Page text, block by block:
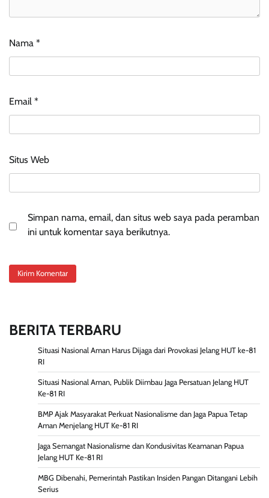
Nama *
Email *
Situs Web
Simpan nama, email, dan situs web saya pada peramban
ini untuk komentar saya berikutnya.
BERITA TERBARU
Situasi Nasional Aman Harus Dijaga dari Provokasi Jelang HUT ke-81
RI
Situasi Nasional Aman, Publik Diimbau Jaga Persatuan Jelang HUT
Ke-81 RI
BMP Ajak Masyarakat Perkuat Nasionalisme dan Jaga Papua Tetap
Aman Menjelang HUT Ke-81 RI
Jaga Semangat Nasionalisme dan Kondusivitas Keamanan Papua
Jelang HUT Ke-81 RI
MBG Dibenahi, Pemerintah Pastikan Insiden Pangan Ditangani Lebih
Serius